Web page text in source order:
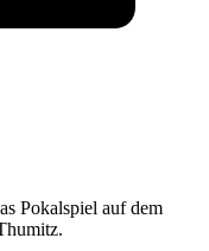
Pokalspiel auf dem